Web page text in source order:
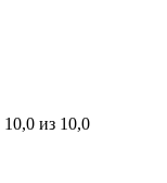
10,0 из 10,0